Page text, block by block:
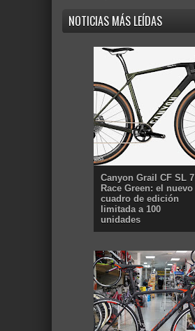
NOTICIAS MÁS LEÍDAS
Canyon Grail CF SL 7
Race Green: el nuevo
cuadro de edición
limitada a 100
unidades